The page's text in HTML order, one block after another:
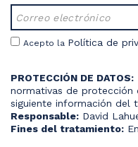
Acepto la Política de
PROTECCIÓN DE DATOS:
normativas de
siguiente información del
Responsable: David
Fines del tratamiento: